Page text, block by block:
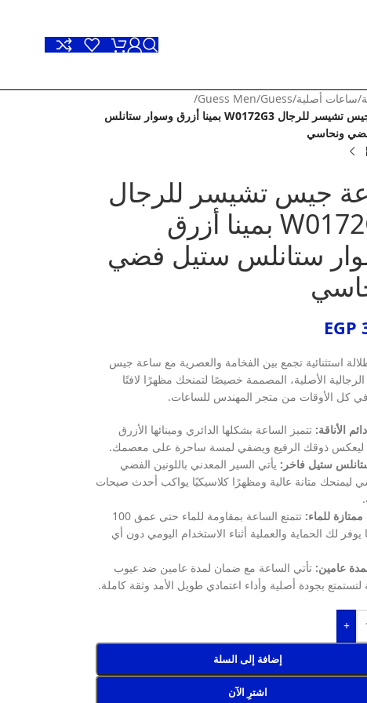
/ساعات أصلية/
Guess
/
Guess Men
/
ساعة جيس تشيسر للرجال W0172G3 بمينا أزرق وسوار ستانلس
ونحاسي
جيس تشيسر للرجال
W0172G3 بمينا أزرق
ستانلس ستيل فضي
EGP
استثنائية تجمع بين الفخامة والعصرية مع ساعة جيس
الأصلية، المصممة خصيصًا لتمنحك مظهرًا لافتًا
في كل الأوقات من متجر المهندس للساعات.
الأناقة: تتميز الساعة بشكلها الدائري ومينائها الأزرق
ليعكس ذوقك الرفيع ويضفي لمسة ساحرة على معصمك.
ستيل فاخر: يأتي السير المعدني باللونين الفضي
ليمنحك متانة عالية ومظهرًا كلاسيكيًا يواكب أحدث صيحات
للماء:
تتمتع الساعة بمقاومة للماء حتى عمق 100
يوفر لك الحماية والعملية أثناء الاستخدام اليومي دون أي
عامين: تأتي الساعة مع ضمان لمدة عامين ضد عيوب
لتستمتع بجودة أصلية وأداء اعتمادي طويل الأمد وثقة كاملة.
+
إضافة إلى السلة
اشترِ الآن